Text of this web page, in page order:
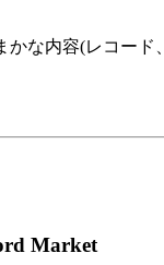
かな内容(レコード
Market